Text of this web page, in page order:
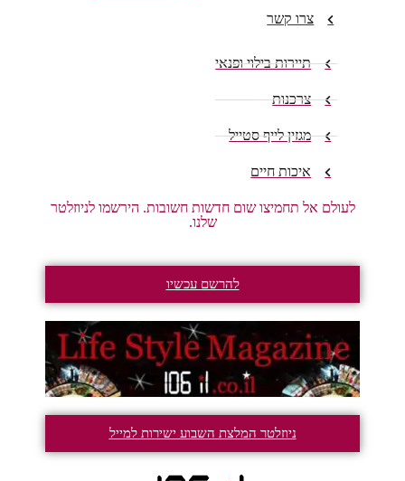
צרו קשר
תיירות בילוי ופנאי
צרכנות
מגזין לייף סטייל
איכות חיים
לעולם אל תחמיצו שום חדשות חשובות. הירשמו לניוזלטר
שלנו.
להרשם עכשיו
ניוזלטר המלצת השבוע ישירות למייל